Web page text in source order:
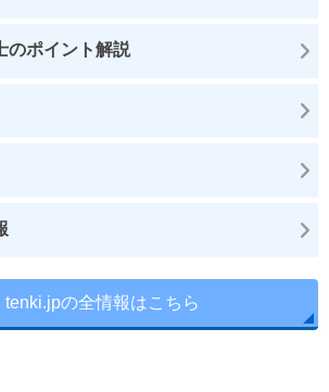
のポイント解説
tenki.jpの全情報はこちら